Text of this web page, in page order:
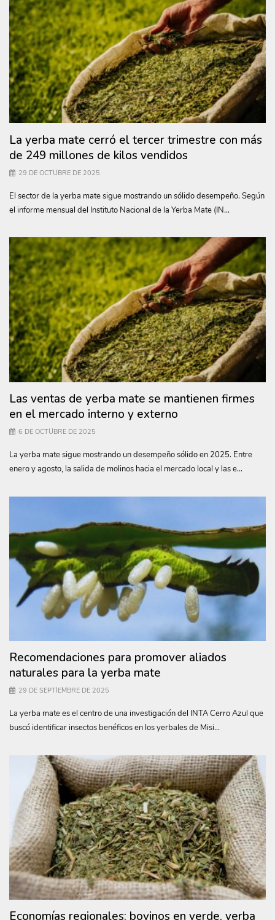
La yerba mate cerró el tercer trimestre con más
de 249 millones de kilos vendidos
29 DE OCTUBRE DE 2025
El sector de la yerba mate sigue mostrando un sólido desempeño. Según
el informe mensual del Instituto Nacional de la Yerba Mate (IN...
Las ventas de yerba mate se mantienen firmes
en el mercado interno y externo
6 DE OCTUBRE DE 2025
La yerba mate sigue mostrando un desempeño sólido en 2025. Entre
enero y agosto, la salida de molinos hacia el mercado local y las e...
Recomendaciones para promover aliados
naturales para la yerba mate
29 DE SEPTIEMBRE DE 2025
La yerba mate es el centro de una investigación del INTA Cerro Azul que
buscó identificar insectos benéficos en los yerbales de Misi...
Economías regionales: bovinos en verde, yerba